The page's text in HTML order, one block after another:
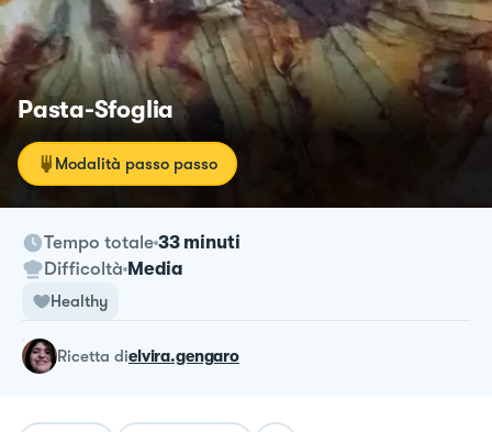
Pasta-Sfoglia
Modalità passo passo
Tempo totale 33 minuti
Difficoltà Media
Healthy
ricetta dielvira.gengaro